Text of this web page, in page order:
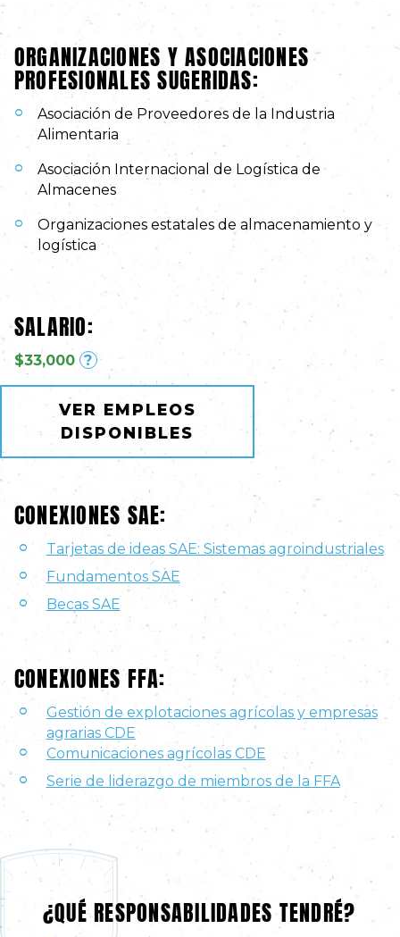
ORGANIZACIONES Y ASOCIACIONES
PROFESIONALES SUGERIDAS:
Asociación de Proveedores de la Industria
Alimentaria
Asociación Internacional de Logística de
Almacenes
Organizaciones estatales de almacenamiento y
logística
SALARIO:
$33,000 ?
VER EMPLEOS
DISPONIBLES
CONEXIONES SAE:
Tarjetas de ideas SAE: Sistemas agroindustriales
Fundamentos SAE
Becas SAE
CONEXIONES FFA:
Gestión de explotaciones agrícolas y empresas
agrarias CDE
Comunicaciones agrícolas CDE
Serie de liderazgo de miembros de la FFA
¿QUÉ RESPONSABILIDADES TENDRÉ?